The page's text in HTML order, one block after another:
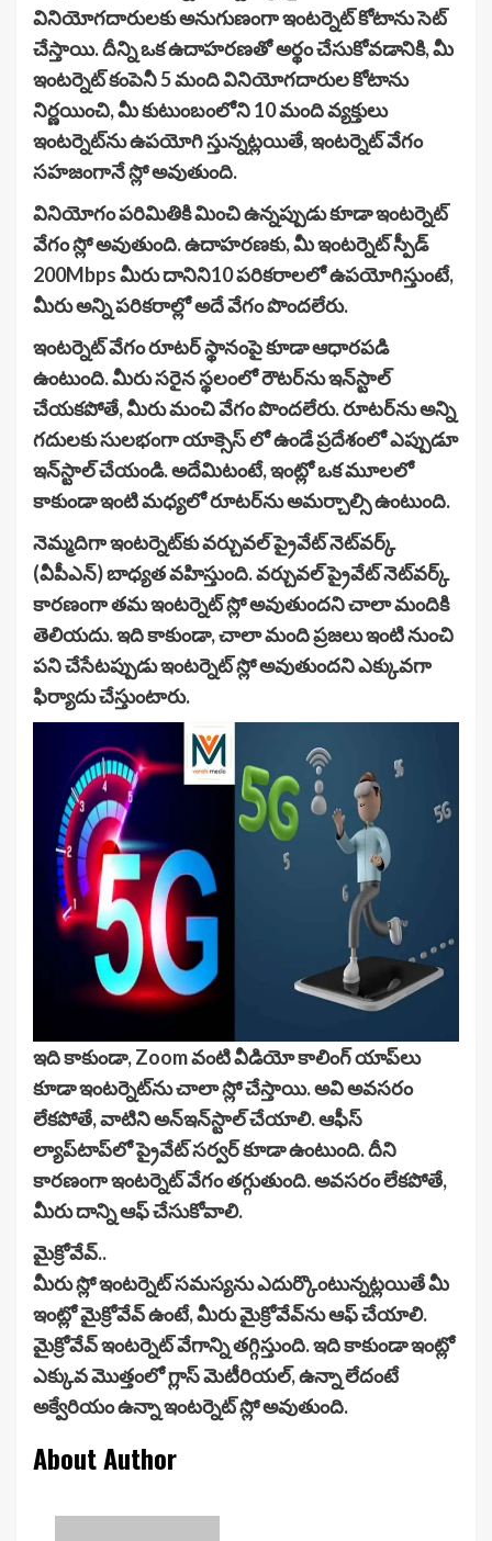
వినియోగదారులకు అనుగుణంగా ఇంటర్నెట్ కోటాను సెట్
చేస్తాయి. దీన్ని ఒక ఉదాహరణతో అర్థం చేసుకోవడానికి, మీ
ఇంటర్నెట్ కంపెనీ 5 మంది వినియోగదారుల కోటాను
నిర్ణయించి, మీ కుటుంబంలోని 10 మంది వ్యక్తులు
ఇంటర్నెట్‌ను ఉపయోగి స్తున్నట్లయితే, ఇంటర్నెట్ వేగం
సహజంగానే స్లో అవుతుంది.
వినియోగం పరిమితికి మించి ఉన్నప్పుడు కూడా ఇంటర్నెట్
వేగం స్లో అవుతుంది. ఉదాహరణకు, మీ ఇంటర్నెట్ స్పీడ్
200Mbps మీరు దానిని10 పరికరాలలో ఉపయోగిస్తుంటే,
మీరు అన్ని పరికరాల్లో అదే వేగం పొందలేరు.
ఇంటర్నెట్ వేగం రూటర్ స్థానంపై కూడా ఆధారపడి
ఉంటుంది. మీరు సరైన స్థలంలో రౌటర్‌ను ఇన్‌స్టాల్
చేయకపోతే, మీరు మంచి వేగం పొందలేరు. రూటర్‌ను అన్ని
గదులకు సులభంగా యాక్సెస్ లో ఉండే ప్రదేశంలో ఎప్పుడూ
ఇన్‌స్టాల్ చేయండి. అదేమిటంటే, ఇంట్లో ఒక మూలలో
కాకుండా ఇంటి మధ్యలో రూటర్‌ను అమర్చాల్సి ఉంటుంది.
నెమ్మదిగా ఇంటర్నెట్‌కు వర్చువల్ ప్రైవేట్ నెట్‌వర్క్
(వీపీఎన్) బాధ్యత వహిస్తుంది. వర్చువల్ ప్రైవేట్ నెట్‌వర్క్
కారణంగా తమ ఇంటర్నెట్ స్లో అవుతుందని చాలా మందికి
తెలియదు. ఇది కాకుండా, చాలా మంది ప్రజలు ఇంటి నుంచి
పని చేసేటప్పుడు ఇంటర్నెట్ స్లో అవుతుందని ఎక్కువగా
ఫిర్యాదు చేస్తుంటారు.
ఇది కాకుండా, Zoom వంటి వీడియో కాలింగ్ యాప్‌లు
కూడా ఇంటర్నెట్‌ను చాలా స్లో చేస్తాయి. అవి అవసరం
లేకపోతే, వాటిని అన్‌ఇన్‌స్టాల్ చేయాలి. ఆఫీస్
ల్యాప్‌టాప్‌లో ప్రైవేట్ సర్వర్ కూడా ఉంటుంది. దీని
కారణంగా ఇంటర్నెట్ వేగం తగ్గుతుంది. అవసరం లేకపోతే,
మీరు దాన్ని ఆఫ్ చేసుకోవాలి.
మైక్రోవేవ్‌..
మీరు స్లో ఇంటర్నెట్ సమస్యను ఎదుర్కొంటున్నట్లయితే మీ
ఇంట్లో మైక్రోవేవ్ ఉంటే, మీరు మైక్రోవేవ్‌ను ఆఫ్ చేయాలి.
మైక్రోవేవ్‌ ఇంటర్నెట్ వేగాన్ని తగ్గిస్తుంది. ఇది కాకుండా ఇంట్లో
ఎక్కువ మొత్తంలో గ్లాస్ మెటీరియల్, ఉన్నా లేదంటే
అక్వేరియం ఉన్నా ఇంటర్నెట్‌ స్లో అవుతుంది.
About Author